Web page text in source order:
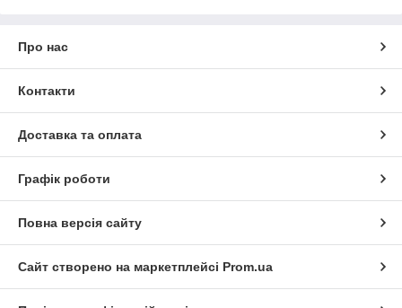
Про нас
Контакти
Доставка та оплата
Графік роботи
Повна версія сайту
Сайт створено на маркетплейсі Prom.ua